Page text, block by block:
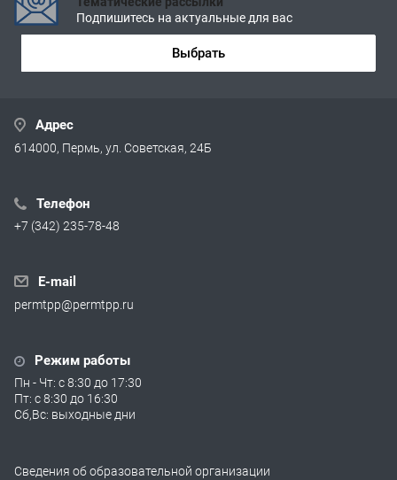
Подпишитесь на актуальные для вас
Выбрать
Адрес
614000, Пермь, ул. Советская, 24Б
Телефон
+7 (342) 235-78-48
E-mail
permtpp@permtpp.ru
Режим работы
Пн - Чт: с 8:30 до 17:30
Пт: с 8:30 до 16:30
Сб,Вс: выходные дни
Сведения об образовательной организации